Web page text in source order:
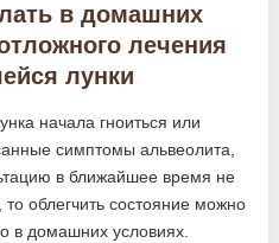
в домашних
лечения
лунки
начала гноиться или
симптомы альвеолита,
в ближайшее время не
облегчить состояние можно
в домашних условиях.